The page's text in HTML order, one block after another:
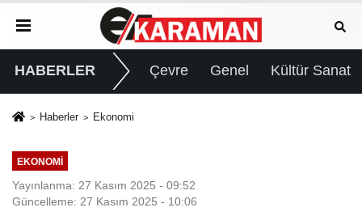
HABERLER Çevre Genel Kültür Sanat
Haberler Ekonomi
EKONOMI
Yayınlanma: 27 Kasım 2025 - 09:52
Güncelleme: 27 Kasım 2025 - 10:06